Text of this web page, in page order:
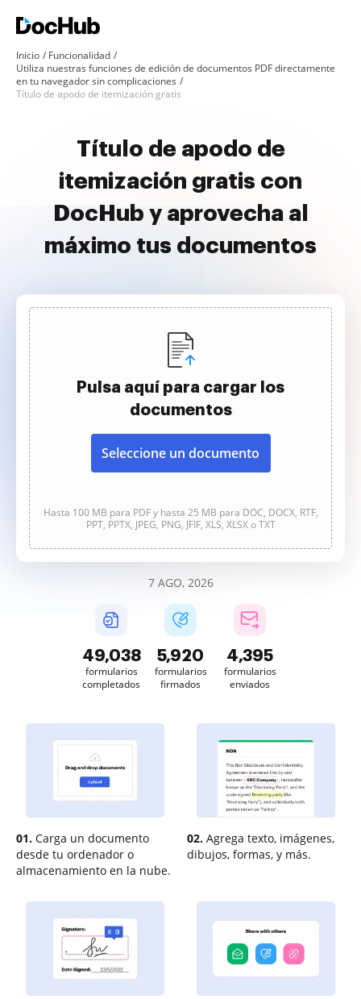
Inicio
Funcionalidad
Utiliza nuestras funciones de edición de documentos PDF directamente
en tu navegador sin complicaciones
Título de apodo de itemización gratis
Título de apodo de
itemización gratis con
DocHub y aprovecha al
máximo tus documentos
Pulsa aquí para cargar los
documentos
Seleccione un documento
Hasta 100 MB para PDF y hasta 25 MB para DOC, DOCX, RTF,
PPT, PPTX, JPEG, PNG, JFIF, XLS, XLSX o TXT
7 AGO, 2026
49,038
formularios
completados
5,920
formularios
firmados
4,395
formularios
enviados
01. Carga un documento
desde tu ordenador o
almacenamiento en la nube.
02. Agrega texto, imágenes,
dibujos, formas, y más.